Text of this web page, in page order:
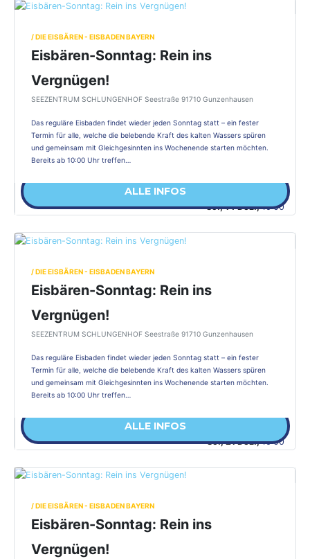
/ DIE EISBÄREN - EISBADEN BAYERN
Eisbären-Sonntag: Rein ins
Vergnügen!
SEEZENTRUM SCHLUNGENHOF Seestraße 91710 Gunzenhausen
Das reguläre Eisbaden findet wieder jeden Sonntag statt – ein fester
Termin für alle, welche die belebende Kraft des kalten Wassers spüren
und gemeinsam mit Gleichgesinnten ins Wochenende starten möchten.
Bereits ab 10:00 Uhr treffen…
So., 14 Dez.,10:00
ALLE INFOS
/ DIE EISBÄREN - EISBADEN BAYERN
Eisbären-Sonntag: Rein ins
Vergnügen!
SEEZENTRUM SCHLUNGENHOF Seestraße 91710 Gunzenhausen
Das reguläre Eisbaden findet wieder jeden Sonntag statt – ein fester
Termin für alle, welche die belebende Kraft des kalten Wassers spüren
und gemeinsam mit Gleichgesinnten ins Wochenende starten möchten.
Bereits ab 10:00 Uhr treffen…
So., 21 Dez.,10:00
ALLE INFOS
/ DIE EISBÄREN - EISBADEN BAYERN
Eisbären-Sonntag: Rein ins
Vergnügen!